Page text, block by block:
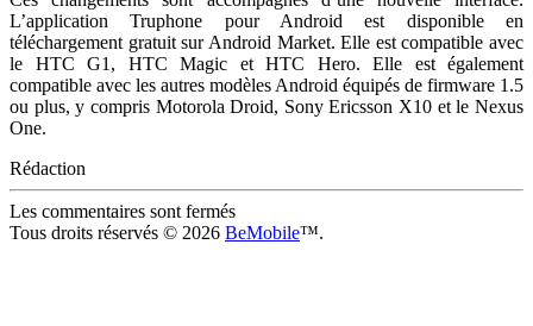
L’application Truphone pour Android est disponible en
téléchargement gratuit sur Android Market. Elle est compatible avec
le HTC G1, HTC Magic et HTC Hero. Elle est également
compatible avec les autres modèles Android équipés de firmware 1.5
ou plus, y compris Motorola Droid, Sony Ericsson X10 et le Nexus
One.
Rédaction
Les commentaires sont fermés
Tous droits réservés © 2026 BeMobile™.